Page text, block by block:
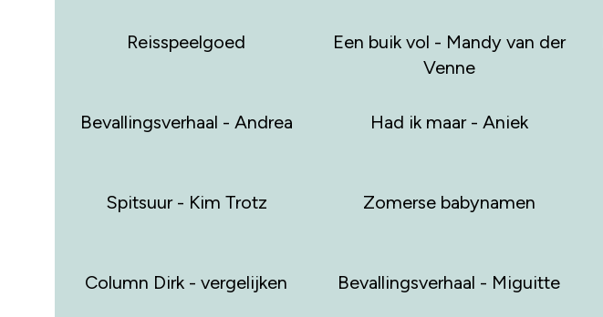
Reisspeelgoed
Een buik vol - Mandy van der
Venne
Bevallingsverhaal - Andrea Had ik maar - Aniek
Spitsuur - Kim Trotz Zomerse babynamen
Column Dirk - vergelijken Bevallingsverhaal - Miguitte